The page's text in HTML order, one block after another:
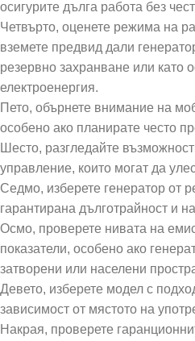
осигурите дълга работа без
Четвърто, оценете режима на
вземете предвид дали
резервно захранване или като
електроенергия.
Пето, обърнете внимание на
особено ако планирате често
Шесто, разгледайте
управление, които могат да
Седмо, изберете генератор от
гарантирана дълготрайност и
Осмо, проверете нивата на
показатели, особено ако
затворени или населени
Девето, изберете модел с
зависимост от мястото на
Накрая, проверете